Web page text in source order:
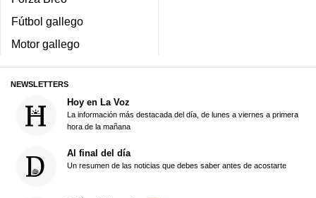
Fútbol gallego
Motor gallego
NEWSLETTERS
Hoy en La Voz
La información más destacada del día, de lunes a viernes a primera
hora de la mañana
Al final del día
Un resumen de las noticias que debes saber antes de acostarte